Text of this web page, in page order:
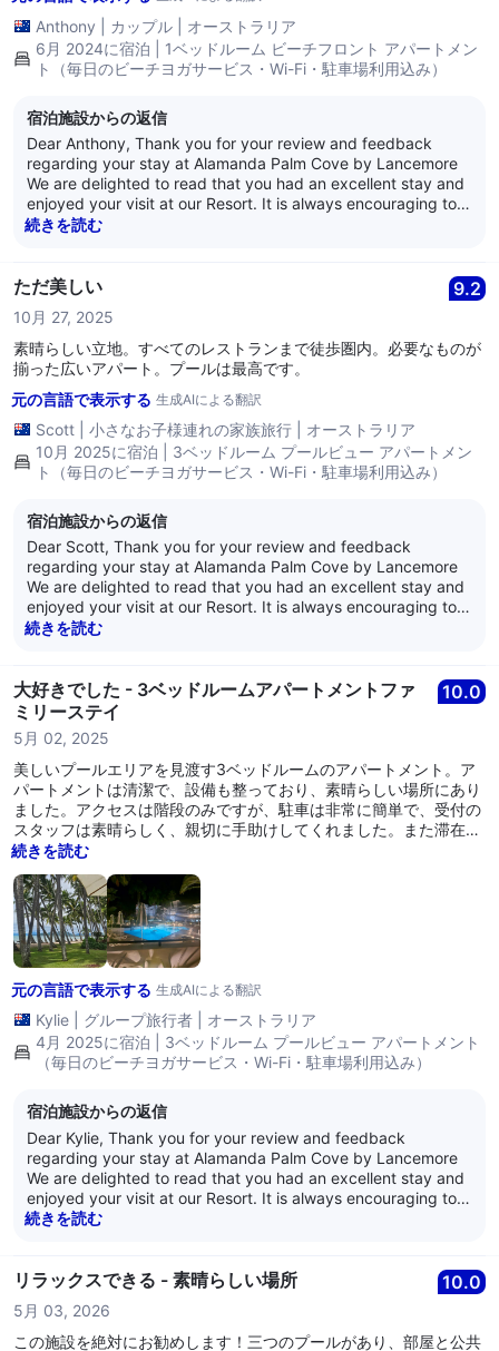
Anthony カップル
オーストラリア
6月 2024に宿泊 | 1ベッドルーム ビーチフロント アパートメン
ト（毎日のビーチヨガサービス・Wi-Fi・駐車場利用込み）
宿泊施設からの返信
Dear Anthony, Thank you for your review and feedback
regarding your stay at Alamanda Palm Cove by Lancemore
We are delighted to read that you had an excellent stay and
enjoyed your visit at our Resort. It is always encouraging to
learn that guests are satisfied with our service as it is what
Regards, The Alamanda Team
続きを読む
ただ美しい 9.2
10月 27, 2025
素晴らしい立地。すべてのレストランまで徒歩圏内。必要なものが
揃った広いアパート。プールは最高です。
元の言語で表示する 生成AIによる翻訳
Scott 小さなお子様連れの家族旅行
オーストラリア
10月 2025に宿泊 | 3ベッドルーム プールビュー アパートメン
ト（毎日のビーチヨガサービス・Wi-Fi・駐車場利用込み）
宿泊施設からの返信
Dear Scott, Thank you for your review and feedback
regarding your stay at Alamanda Palm Cove by Lancemore
We are delighted to read that you had an excellent stay and
enjoyed your visit at our Resort. It is always encouraging to
learn that guests are satisfied with our service as it is what
Regards, The Alamanda Team
続きを読む
大好きでした - 3ベッドルームアパートメントファ
ミリーステイ
10.0
5月 02, 2025
美しいプールエリアを見渡す3ベッドルームのアパートメント。ア
パートメントは清潔で、設備も整っており、素晴らしい場所にあり
ました。アクセスは階段のみですが、駐車は非常に簡単で、受付の
スタッフは素晴らしく、親切に手助けしてくれました。また滞在し
たいです！
続きを読む
元の言語で表示する 生成AIによる翻訳
Kylie グループ旅行者
オーストラリア
4月 2025に宿泊 | 3ベッドルーム プールビュー アパートメント
（毎日のビーチヨガサービス・Wi-Fi・駐車場利用込み）
宿泊施設からの返信
Dear Kylie, Thank you for your review and feedback
regarding your stay at Alamanda Palm Cove by Lancemore
We are delighted to read that you had an excellent stay and
enjoyed your visit at our Resort. It is always encouraging to
learn that guests are satisfied with our service as it is what
Regards, The Alamanda Team
続きを読む
リラックスできる - 素晴らしい場所 10.0
5月 03, 2026
この施設を絶対にお勧めします！三つのプールがあり、部屋と公共